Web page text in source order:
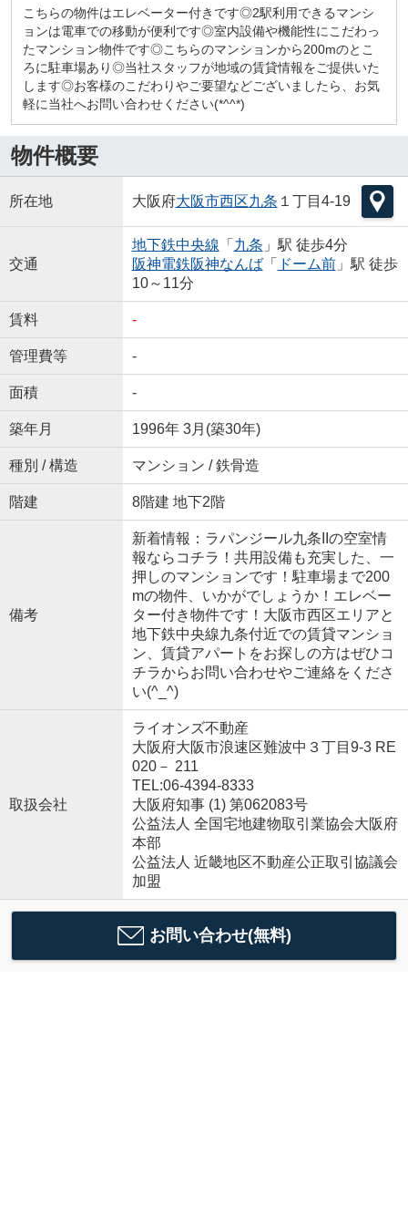
こちらの物件はエレベーター付きです◎2駅利用できるマンシ
ョンは電車での移動が便利です◎室内設備や機能性にこだわっ
たマンション物件です◎こちらのマンションから200mのとこ
ろに駐車場あり◎当社スタッフが地域の賃貸情報をご提供いた
します◎お客様のこだわりやご要望などございましたら、お気
軽に当社へお問い合わせください(*^^*)
物件概要
所在地 大阪府大阪市西区九条 １丁目4-19
交通
地下鉄中央線 「 九条 」駅 徒歩4分
阪神電鉄阪神なんば「 ドーム前」駅 徒歩
10～11分
賃料 -
管理費等 -
面積 -
築年月 1996年 3月(築30年)
種別 / 構造 マンション / 鉄骨造
階建 8階建 地下2階
備考
新着情報：ラパンジール九条IIの空室情
報ならコチラ！共用設備も充実した、一
押しのマンションです！駐車場まで200
mの物件、いかがでしょうか！エレベー
ター付き物件です！大阪市西区エリアと
地下鉄中央線九条付近での賃貸マンショ
ン、賃貸アパートをお探しの方はぜひコ
チラからお問い合わせやご連絡をくださ
い(^_^)
取扱会社
ライオンズ不動産
大阪府大阪市浪速区難波中３丁目9-3 RE
020－ 211
TEL:06-4394-8333
大阪府知事 (1) 第062083号
公益法人 全国宅地建物取引業協会大阪府
本部
公益法人 近畿地区不動産公正取引協議会
加盟
お問い合わせ(無料)